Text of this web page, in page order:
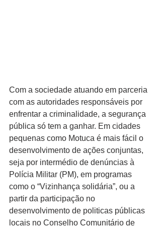
Com a sociedade atuando em parceria
com as autoridades responsáveis por
enfrentar a criminalidade, a segurança
pública só tem a ganhar. Em cidades
pequenas como Motuca é mais fácil o
desenvolvimento de ações conjuntas,
seja por intermédio de denúncias à
Polícia Militar (PM), em programas
como o “Vizinhança solidária”, ou a
partir da participação no
desenvolvimento de politicas públicas
locais no Conselho Comunitário de